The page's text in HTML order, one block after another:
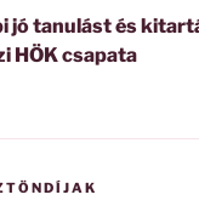
jó tanulást és
HÖK csapata